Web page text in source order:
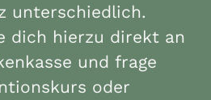
unterschiedlich.
dich hierzu direkt an
und frage
oder